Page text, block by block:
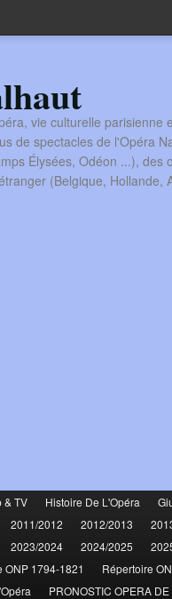
vie culturelle
de spectacles de l'Opéra
Élysées, Odéon ...),
(Belgique, Hollande,
& TV Histoire De L'Opéra
2011/2012 2012/2013
2023/2024 2024/2025
ONP 1794-1821 Répertoire
PRONOSTIC OPERA DE